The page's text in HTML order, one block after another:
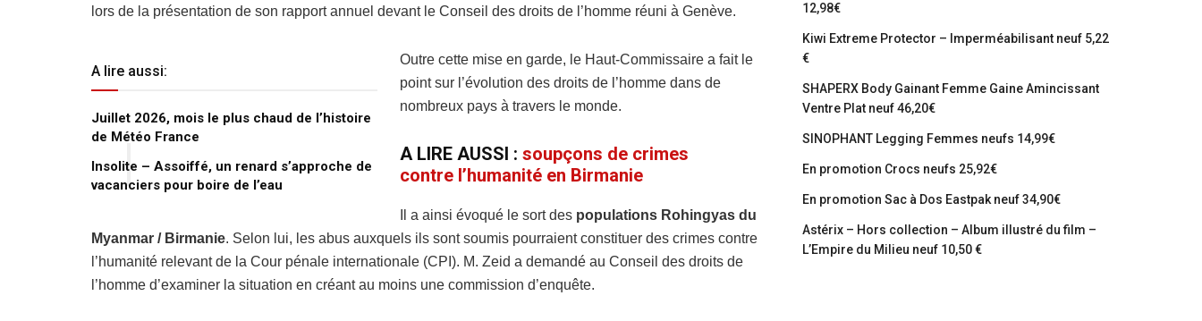
lors de la présentation de son rapport annuel devant le Conseil des droits de l’homme réuni à Genève.
A lire aussi:
Juillet 2026, mois le plus chaud de l’histoire
de Météo France
Insolite – Assoiffé, un renard s’approche de
vacanciers pour boire de l’eau
Outre cette mise en garde, le Haut-Commissaire a fait le
point sur l’évolution des droits de l’homme dans de
nombreux pays à travers le monde.
A LIRE AUSSI : soupçons de crimes
contre l’humanité en Birmanie
Il a ainsi évoqué le sort des populations Rohingyas du
Myanmar / Birmanie. Selon lui, les abus auxquels ils sont soumis pourraient constituer des crimes contre
l’humanité relevant de la Cour pénale internationale (CPI). M. Zeid a demandé au Conseil des droits de
l’homme d’examiner la situation en créant au moins une commission d’enquête.
12,98€
Kiwi Extreme Protector – Imperméabilisant neuf 5,22
€
SHAPERX Body Gainant Femme Gaine Amincissant
Ventre Plat neuf 46,20€
SINOPHANT Legging Femmes neufs 14,99€
En promotion Crocs neufs 25,92€
En promotion Sac à Dos Eastpak neuf 34,90€
Astérix – Hors collection – Album illustré du film –
L’Empire du Milieu neuf 10,50 €